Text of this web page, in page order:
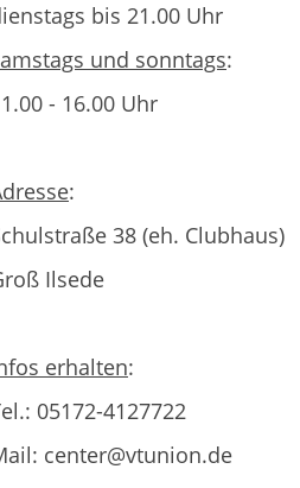
bis 21.00 Uhr
und sonntags:
- 16.00 Uhr
:
38 (eh. Clubhaus)
Ilsede
erhalten:
05172-4127722
center@vtunion.de